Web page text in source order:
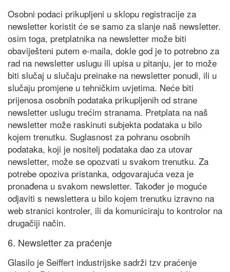
Osobni podaci prikupljeni u sklopu registracije za
newsletter koristit će se samo za slanje naš newsletter.
osim toga, pretplatnika na newsletter može biti
obaviješteni putem e-maila, dokle god je to potrebno za
rad na newsletter uslugu ili upisa u pitanju, jer to može
biti slučaj u slučaju preinake na newsletter ponudi, ili u
slučaju promjene u tehničkim uvjetima. Neće biti
prijenosa osobnih podataka prikupljenih od strane
newsletter uslugu trećim stranama. Pretplata na naš
newsletter može raskinuti subjekta podataka u bilo
kojem trenutku. Suglasnost za pohranu osobnih
podataka, koji je nositelj podataka dao za utovar
newsletter, može se opozvati u svakom trenutku. Za
potrebe opoziva pristanka, odgovarajuća veza je
pronađena u svakom newsletter. Također je moguće
odjaviti s newslettera u bilo kojem trenutku izravno na
web stranici kontroler, ili da komuniciraju to kontrolor na
drugačiji način.
6. Newsletter za praćenje
Glasilo je Seiffert industrijske sadrži tzv praćenje